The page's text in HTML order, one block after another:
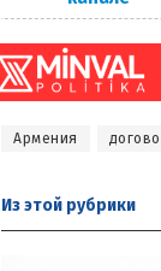
Армения
Из этой рубрики